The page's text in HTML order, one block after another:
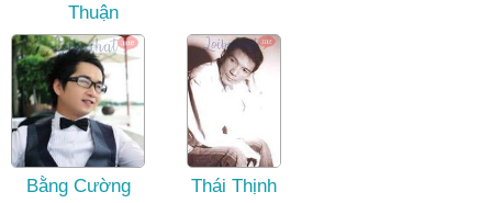
Thuận
Bằng Cường Thái Thịnh